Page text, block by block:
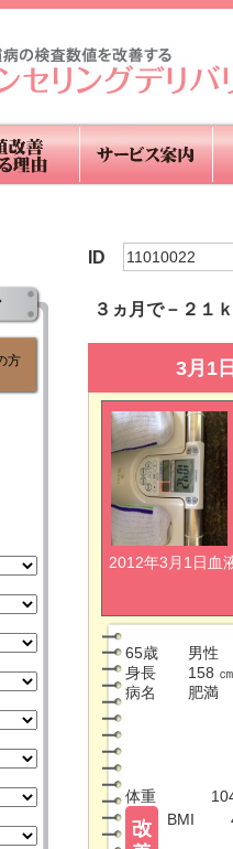
方
ID 11010022
３ヵ月で－２１
3月1
2012年3月1日血
65歳
男性
身長
158 ㎝
病名
肥満
体重
BMI